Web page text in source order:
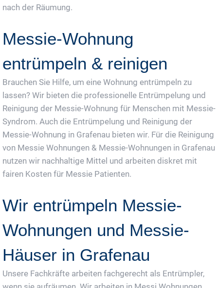
nach der Räumung.
Messie-Wohnung
entrümpeln & reinigen
Brauchen Sie Hilfe, um eine Wohnung entrümpeln zu
lassen? Wir bieten die professionelle Entrümpelung und
Reinigung der Messie-Wohnung für Menschen mit Messie-
Syndrom. Auch die Entrümpelung und Reinigung der
Messie-Wohnung in Grafenau bieten wir. Für die Reinigung
von Messie Wohnungen & Messie-Wohnungen in Grafenau
nutzen wir nachhaltige Mittel und arbeiten diskret mit
fairen Kosten für Messie Patienten.
Wir entrümpeln Messie-
Wohnungen und Messie-
Häuser in Grafenau
Unsere Fachkräfte arbeiten fachgerecht als Entrümpler,